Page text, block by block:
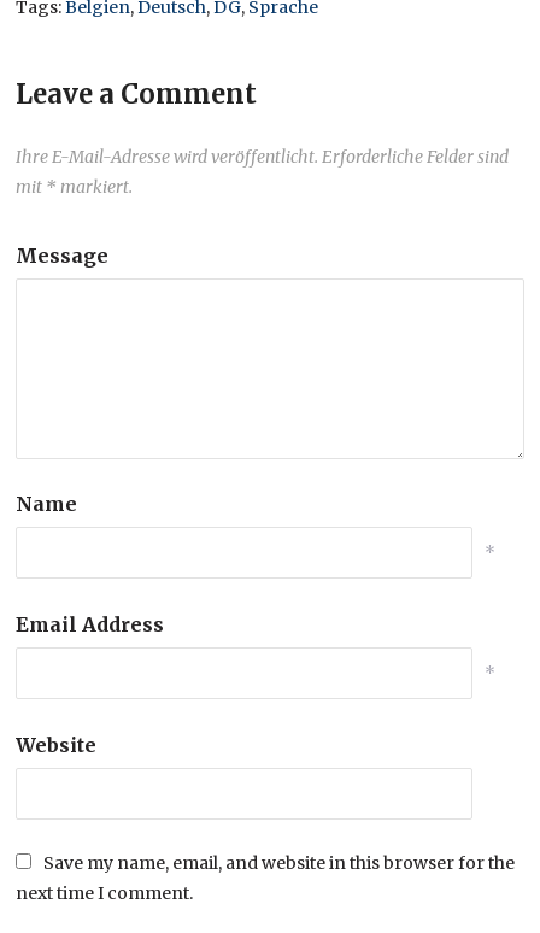
Tags:Belgien,Deutsch,DG, Sprache
Leave a Comment
Ihre E-Mail-Adresse wird veröffentlicht. Erforderliche Felder sind
mit * markiert.
Message
Name
*
Email Address
*
Website
Save my name, email, and website in this browser for the
next time I comment.